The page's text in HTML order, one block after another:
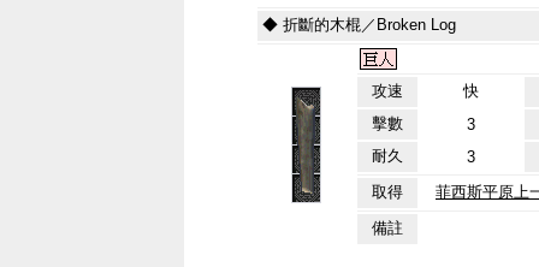
◆ 折斷的木棍／Broken Log
攻速
快
擊數
3
耐久
3
取得
菲西斯平原上
備註